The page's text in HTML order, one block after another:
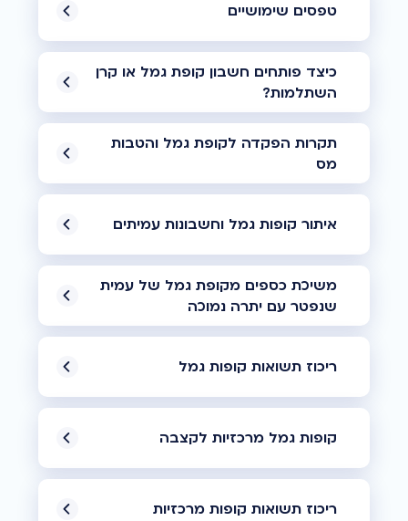
טפסים שימושיים
כיצד פותחים חשבון קופת גמל או קרן
השתלמות?
תקרות הפקדה לקופת גמל והטבות
מס
איתור קופות גמל וחשבונות עמיתים
משיכת כספים מקופת גמל של עמית
שנפטר עם יתרה נמוכה
ריכוז תשואות קופות גמל
קופות גמל מרכזיות לקצבה
ריכוז תשואות קופות מרכזיות